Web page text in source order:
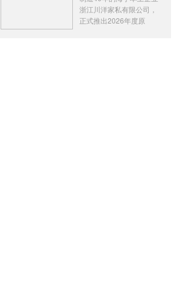
浙江川洋家私有限公司，
正式推出2026年度原